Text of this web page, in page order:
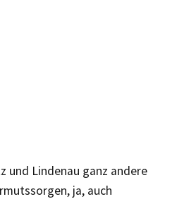
und Lindenau ganz andere
ja, auch